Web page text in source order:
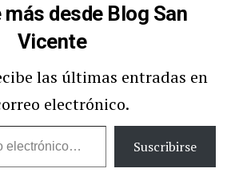
más desde Blog San
Vicente
las últimas entradas en
electrónico.
Suscribirse